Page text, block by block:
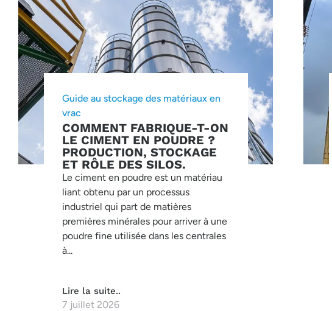
Guide au stockage des matériaux en
vrac
COMMENT FABRIQUE-T-ON
LE CIMENT EN POUDRE ?
PRODUCTION, STOCKAGE
ET RÔLE DES SILOS.
Le ciment en poudre est un matériau
liant obtenu par un processus
industriel qui part de matières
premières minérales pour arriver à une
poudre fine utilisée dans les centrales
à...
Lire la suite..
7 juillet 2026